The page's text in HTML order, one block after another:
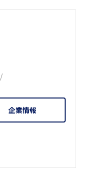
ります。
ダーとして成長し
したいことなどのア
い。皆様のご応募お
企業情報